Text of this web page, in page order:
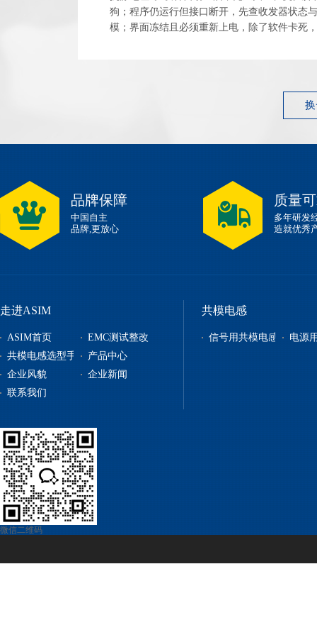
狗；程序仍运行但接口断开，先查收发器状态
模；界面冻结且必须重新上电，除了软件卡死
品牌保障
中国自主
品牌,更放心
质量
多年研发
造就优秀
走进ASIM
ASIM首页
EMC测试整改
共模电感选型手册 产品中心
信号用共模电感
企业风貌
企业新闻
联系我们
共模电感
信号用共模电感 电源
微信二维码